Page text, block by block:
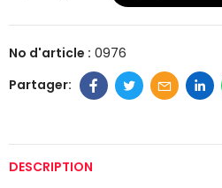
No d'article : 0976
DESCRIPTION